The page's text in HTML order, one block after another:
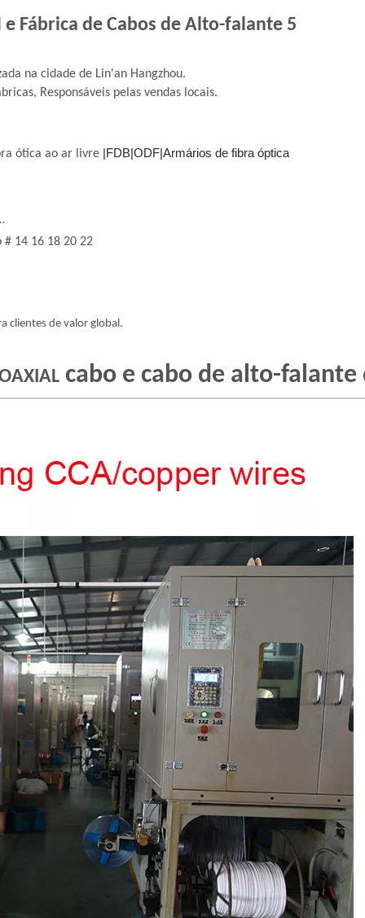
e Fábrica de Cabos de Alto-falante 5
na cidade de Lin'an Hangzhou.
Responsáveis ​​pelas vendas locais.
ótica ao ar livre |FDB|ODF|Armários de fibra óptica
14 16 18 20 22
clientes de valor global.
cabo e cabo de alto-falante